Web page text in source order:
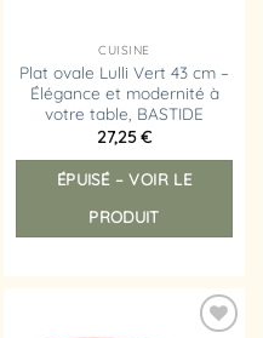
CUISINE
Plat ovale Lulli Vert 43 cm –
Élégance et modernité à
votre table, BASTIDE
27,25€
ÉPUISÉ – VOIR LE
PRODUIT